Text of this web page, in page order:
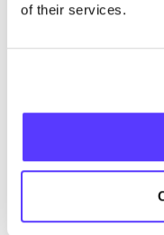
of their services.
kon­zen­triert sich auf
, um
Klei­dungs­stück
und Avo­ca­do­scha­len
damit dei­ne